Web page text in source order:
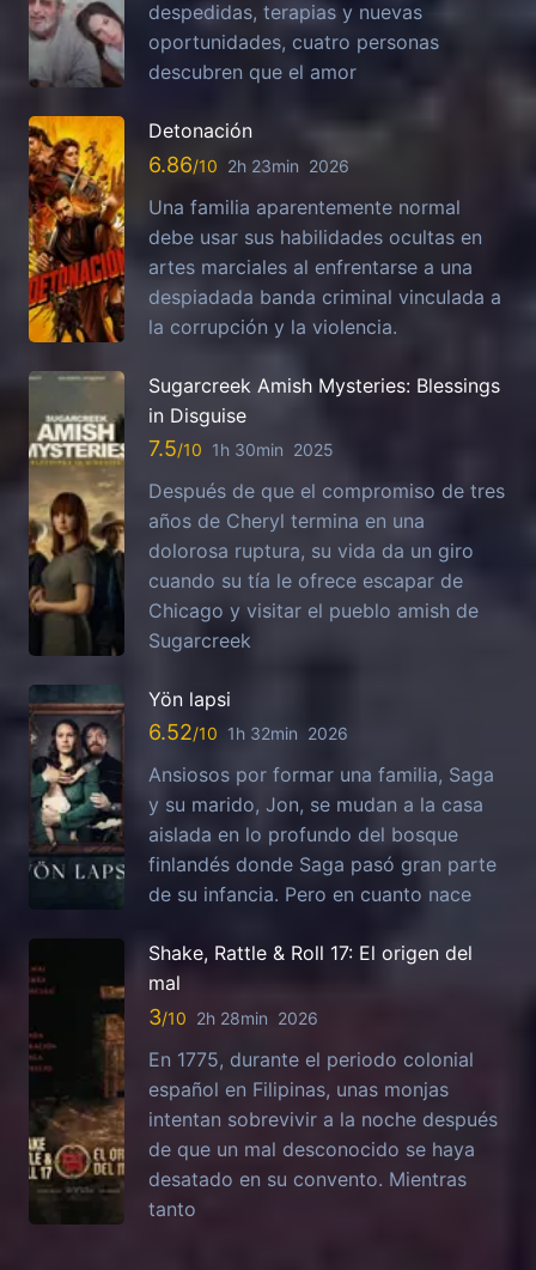
despedidas, terapias y nuevas
oportunidades, cuatro personas
descubren que el amor
Detonación
6.86 2h 23min 2026
Una familia aparentemente normal
debe usar sus habilidades ocultas en
artes marciales al enfrentarse a una
despiadada banda criminal vinculada a
la corrupción y la violencia.
Sugarcreek Amish Mysteries: Blessings
in Disguise
7.5 1h 30min 2025
Después de que el compromiso de tres
años de Cheryl termina en una
dolorosa ruptura, su vida da un giro
cuando su tía le ofrece escapar de
Chicago y visitar el pueblo amish de
Sugarcreek
Yön lapsi
6.52 1h 32min 2026
Ansiosos por formar una familia, Saga
y su marido, Jon, se mudan a la casa
aislada en lo profundo del bosque
finlandés donde Saga pasó gran parte
de su infancia. Pero en cuanto nace
Shake, Rattle & Roll 17: El origen del
mal
3 2h 28min 2026
En 1775, durante el periodo colonial
español en Filipinas, unas monjas
intentan sobrevivir a la noche después
de que un mal desconocido se haya
desatado en su convento. Mientras
tanto